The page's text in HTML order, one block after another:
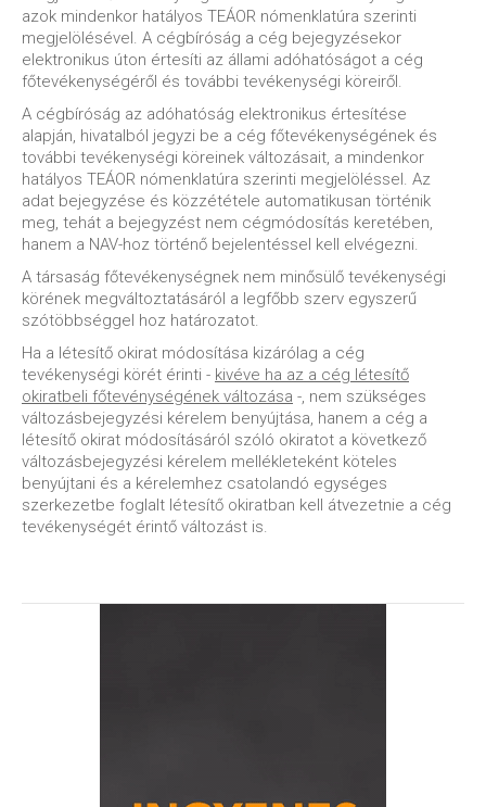
azok mindenkor hatályos TEÁOR nómenklatúra szerinti
megjelölésével. A cégbíróság a cég bejegyzésekor
elektronikus úton értesíti az állami adóhatóságot a cég
főtevékenységéről és további tevékenységi köreiről.
A cégbíróság az adóhatóság elektronikus értesítése
alapján, hivatalból jegyzi be a cég főtevékenységének és
további tevékenységi köreinek változásait, a mindenkor
hatályos TEÁOR nómenklatúra szerinti megjelöléssel. Az
adat bejegyzése és közzététele automatikusan történik
meg, tehát a bejegyzést nem cégmódosítás keretében,
hanem a NAV-hoz történő bejelentéssel kell elvégezni.
A társaság főtevékenységnek nem minősülő tevékenységi
körének megváltoztatásáról a legfőbb szerv egyszerű
szótöbbséggel hoz határozatot.
Ha a létesítő okirat módosítása kizárólag a cég
tevékenységi körét érinti - kivéve ha az a cég létesítő
okiratbeli főtevénységének változása -, nem szükséges
változásbejegyzési kérelem benyújtása, hanem a cég a
létesítő okirat módosításáról szóló okiratot a következő
változásbejegyzési kérelem mellékleteként köteles
benyújtani és a kérelemhez csatolandó egységes
szerkezetbe foglalt létesítő okiratban kell átvezetnie a cég
tevékenységét érintő változást is.